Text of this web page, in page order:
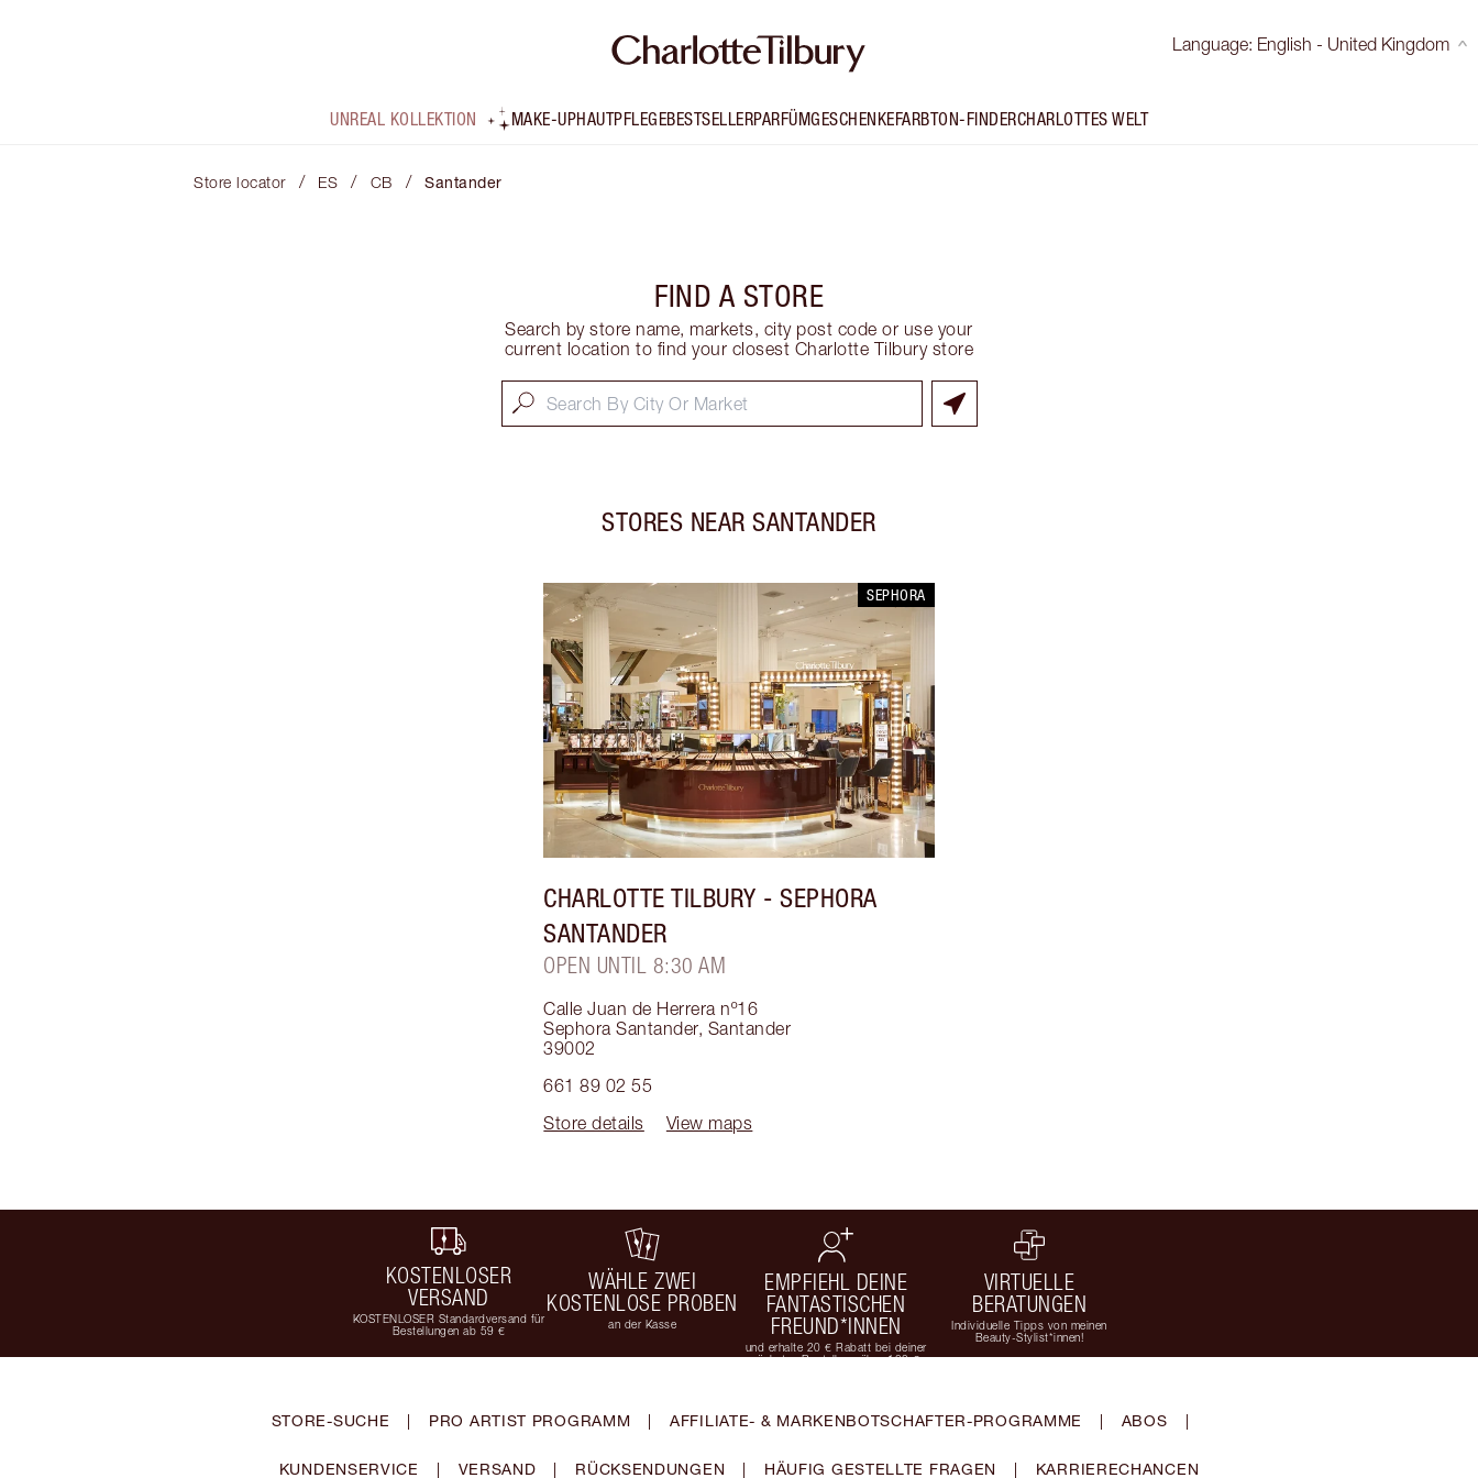
Language: English - United Kingdom
UNREAL KOLLEKTION MAKE-UPHAUTPFLEGEBESTSELLERPARFÜMGESCHENKEFARBTON-FINDERCHARLOTTES WELT
Store locator / ES / CB / Santander
FIND A STORE
Search by store name, markets, city post code or use your
current location to find your closest Charlotte Tilbury store
STORES NEAR SANTANDER
SEPHORA
CHARLOTTE TILBURY - SEPHORA
SANTANDER
OPEN UNTIL 8:30 AM
Calle Juan de Herrera nº16
Sephora Santander, Santander
39002
661 89 02 55
Store details
View maps
KOSTENLOSER
VERSAND
KOSTENLOSER Standardversand für
Bestellungen ab 59 €
WÄHLE ZWEI
KOSTENLOSE PROBEN
an der Kasse
EMPFIEHL DEINE
FANTASTISCHEN
FREUND*INNEN
und erhalte 20 € Rabatt bei deiner
nächsten Bestellung über 100 €
VIRTUELLE
BERATUNGEN
Individuelle Tipps von meinen
Beauty-Stylist*innen!
STORE-SUCHE | PRO ARTIST PROGRAMM | AFFILIATE- & MARKENBOTSCHAFTER-PROGRAMME | ABOS |
KUNDENSERVICE | VERSAND | RÜCKSENDUNGEN | HÄUFIG GESTELLTE FRAGEN | KARRIERECHANCEN